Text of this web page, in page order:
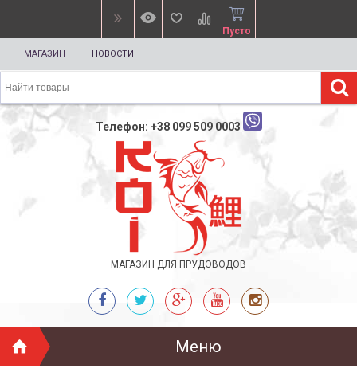
Пусто
МАГАЗИН НОВОСТИ
Телефон: +38 099 509 0003
МАГАЗИН ДЛЯ ПРУДОВОДОВ
Меню